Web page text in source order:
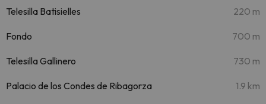
Telesilla Batisielles 220 m
Fondo 700 m
Telesilla Gallinero 730 m
Palacio de los Condes de Ribagorza 1.9 km